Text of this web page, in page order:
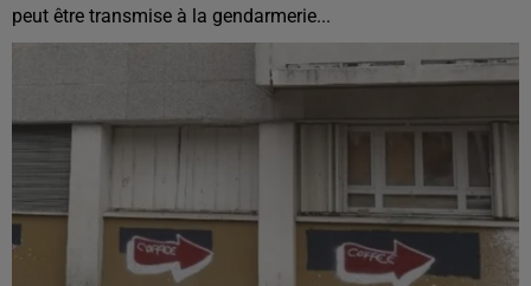
peut être transmise à la gendarmerie...